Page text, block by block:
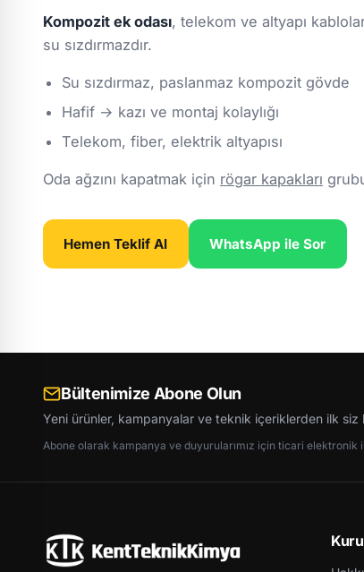
Kompozit ek odası, telekom ve altyapı
su sızdırmazdır.
Su sızdırmaz, paslanmaz kompozit gövde
Hafif → kazı ve montaj kolaylığı
Telekom, fiber, elektrik altyapısı
Oda ağzını kapatmak için rögar kapakları
Hemen Teklif Al WhatsApp ile Sor
Bültenimize Abone Olun
Yeni ürünler, kampanyalar ve teknik içeriklerden ilk siz
Abone olarak kampanya ve duyurularımız için ticari